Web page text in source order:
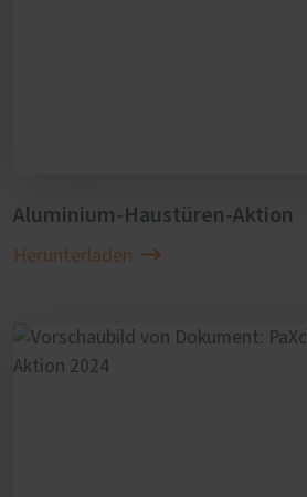
Aluminium-Haustüren-Aktion
Herunterladen